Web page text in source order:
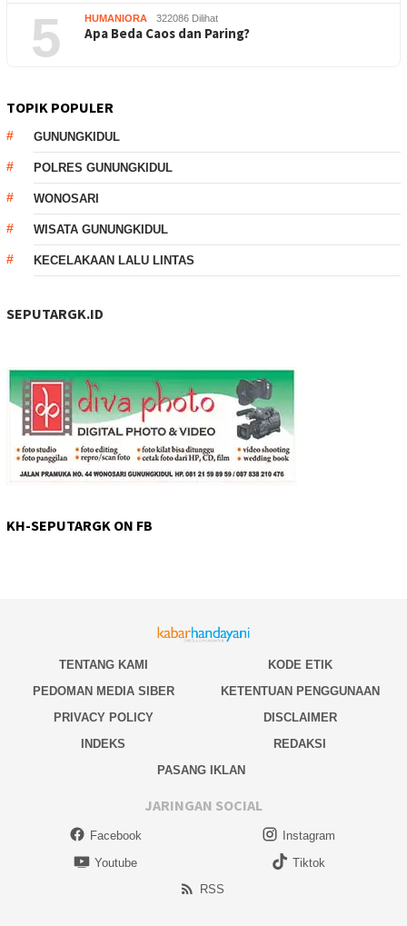
5 HUMANIORA 322086 Dilihat
Apa Beda Caos dan Paring?
TOPIK POPULER
GUNUNGKIDUL
POLRES GUNUNGKIDUL
WONOSARI
WISATA GUNUNGKIDUL
KECELAKAAN LALU LINTAS
SEPUTARGK.ID
KH-SEPUTARGK ON FB
TENTANG KAMI
KODE ETIK
PEDOMAN MEDIA SIBER
KETENTUAN PENGGUNAAN
PRIVACY POLICY
DISCLAIMER
INDEKS
REDAKSI
PASANG IKLAN
JARINGAN SOCIAL
Facebook
Instagram
Youtube
Tiktok
RSS